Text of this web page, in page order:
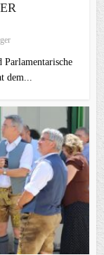
Parlamentarische
dem...